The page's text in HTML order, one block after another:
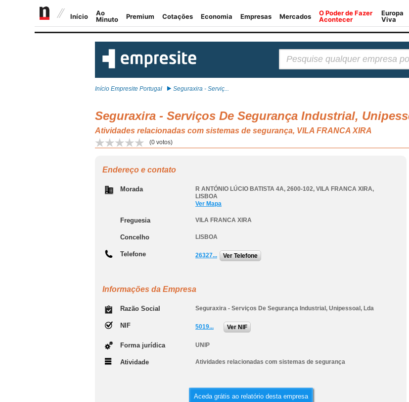
Início Empresite Portugal Seguraxira - Serviç...
Seguraxira - Serviços De Segurança Industrial,
Atividades relacionadas com sistemas de segurança, VILA FRANCA XIRA
(0 votos)
Endereço e contato
Morada R ANTÓNIO LÚCIO BATISTA 4A, 2600-102, VILA FRANCA XIRA,
LISBOA
Ver Mapa
Freguesia VILA FRANCA XIRA
Concelho LISBOA
Telefone 26327... Ver Telefone
Informações da Empresa
Razão Social Seguraxira - Serviços De Segurança Industrial, Unipessoal, Lda
NIF 5019... Ver NIF
Forma jurídica UNIP
Atividade Atividades relacionadas com sistemas de segurança
Aceda grátis ao relatório desta empresa